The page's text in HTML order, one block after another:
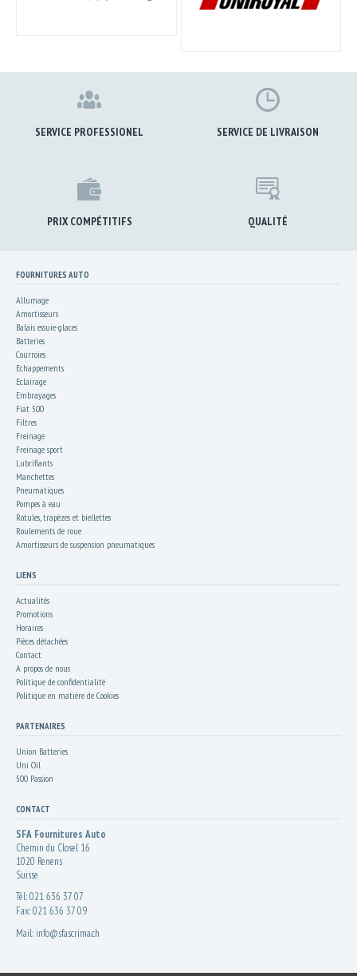
SERVICE PROFESSIONEL SERVICE DE LIVRAISON
PRIX COMPÉTITIFS QUALITÉ
FOURNITURES AUTO
Allumage
Amortisseurs
Balais essuie-glaces
Batteries
Courroies
Echappements
Eclairage
Embrayages
Fiat 500
Filtres
Freinage
Freinage sport
Lubrifiants
Manchettes
Pneumatiques
Pompes à eau
Rotules, trapèzes et biellettes
Roulements de roue
Amortisseurs de suspension pneumatiques
LIENS
Actualités
Promotions
Horaires
Pièces détachées
Contact
A propos de nous
Politique de confidentialité
Politique en matière de Cookies
PARTENAIRES
Union Batteries
Uni Oil
500 Passion
CONTACT
SFA Fournitures Auto
Chemin du Closel 16
1020 Renens
Suisse
Tél:021 636 37 07
Fax:021 636 37 09
Mail: info@sfascrima.ch